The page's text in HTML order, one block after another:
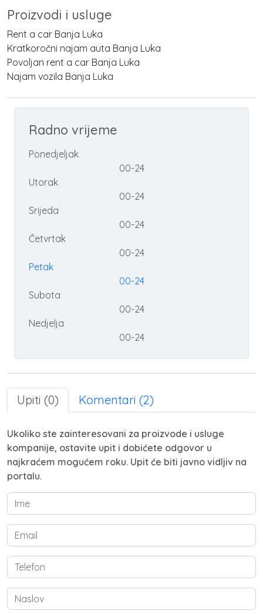
Proizvodi i usluge
Rent a car Banja Luka
Kratkoročni najam auta Banja Luka
Povoljan rent a car Banja Luka
Najam vozila Banja Luka
Radno vrijeme
Ponedjeljak
00-24
Utorak
00-24
Srijeda
00-24
Četvrtak
00-24
Petak
00-24
Subota
00-24
Nedjelja
00-24
Upiti (0) Komentari (2)
Ukoliko ste zainteresovani za proizvode i usluge
kompanije, ostavite upit i dobićete odgovor u
najkraćem mogućem roku. Upit će biti javno vidljiv na
portalu.